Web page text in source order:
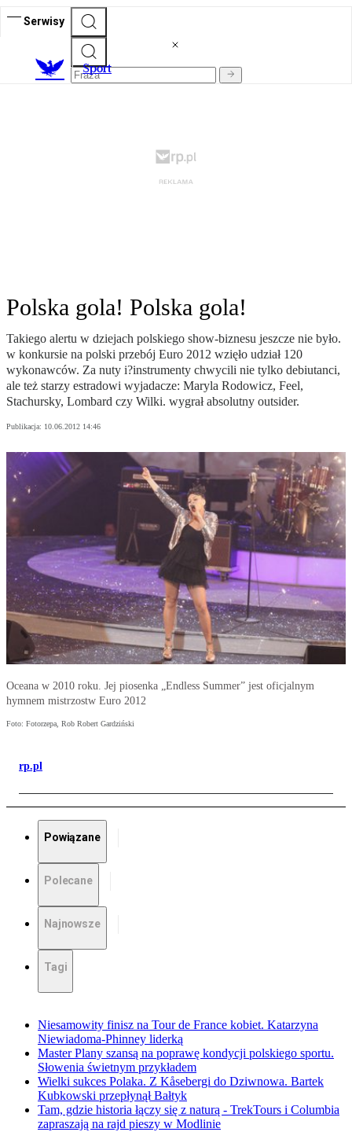
Serwisy
Sport
Polska gola! Polska gola!
Takiego alertu w dziejach polskiego show-biznesu jeszcze nie było.
w konkursie na polski przebój Euro 2012 wzięło udział 120
wykonawców. Za nuty i?instrumenty chwycili nie tylko debiutanci,
ale też starzy estradowi wyjadacze: Maryla Rodowicz, Feel,
Stachursky, Lombard czy Wilki. wygrał absolutny outsider.
Publikacja: 10.06.2012 14:46
Oceana w 2010 roku. Jej piosenka „Endless Summer” jest oficjalnym
hymnem mistrzostw Euro 2012
Foto: Fotorzepa, Rob Robert Gardziński
rp.pl
Powiązane
Polecane
Najnowsze
Tagi
Niesamowity finisz na Tour de France kobiet. Katarzyna
Niewiadoma-Phinney liderką
Master Plany szansą na poprawę kondycji polskiego sportu.
Słowenia świetnym przykładem
Wielki sukces Polaka. Z Kåsebergi do Dziwnowa. Bartek
Kubkowski przepłynął Bałtyk
Tam, gdzie historia łączy się z naturą - TrekTours i Columbia
zapraszają na rajd pieszy w Modlinie